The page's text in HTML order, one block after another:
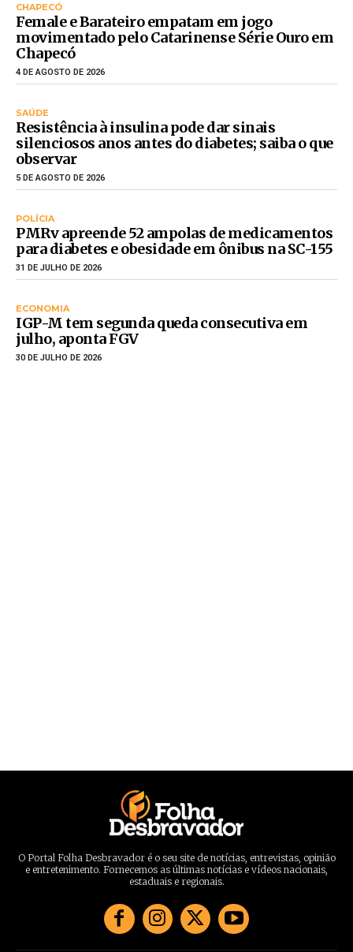
CHAPECÓ
Female e Barateiro empatam em jogo
movimentado pelo Catarinense Série Ouro em
Chapecó
4 DE AGOSTO DE 2026
SAÚDE
Resistência à insulina pode dar sinais
silenciosos anos antes do diabetes; saiba o que
observar
5 DE AGOSTO DE 2026
POLÍCIA
PMRv apreende 52 ampolas de medicamentos
para diabetes e obesidade em ônibus na SC-155
31 DE JULHO DE 2026
ECONOMIA
IGP-M tem segunda queda consecutiva em
julho, aponta FGV
30 DE JULHO DE 2026
O Portal Folha Desbravador é o seu site de notícias, entrevistas, opinião
e entretenimento. Fornecemos as últimas notícias e vídeos nacionais,
estaduais e regionais.